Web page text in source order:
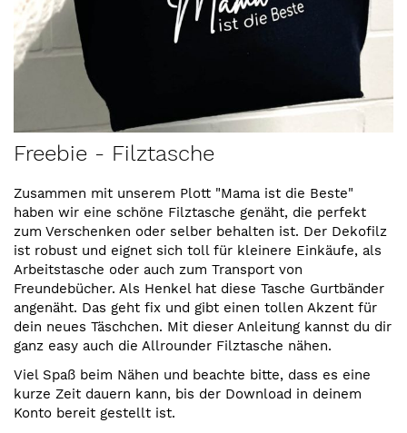
Anfang
Bildergalerie
springen
Freebie - Filztasche
Zusammen mit unserem Plott "Mama ist die Beste"
haben wir eine schöne Filztasche genäht, die perfekt
zum Verschenken oder selber behalten ist. Der Dekofilz
ist robust und eignet sich toll für kleinere Einkäufe, als
Arbeitstasche oder auch zum Transport von
Freundebücher. Als Henkel hat diese Tasche Gurtbänder
angenäht. Das geht fix und gibt einen tollen Akzent für
dein neues Täschchen. Mit dieser Anleitung kannst du dir
ganz easy auch die Allrounder Filztasche nähen.
Viel Spaß beim Nähen und beachte bitte, dass es eine
kurze Zeit dauern kann, bis der Download in deinem
Konto bereit gestellt ist.